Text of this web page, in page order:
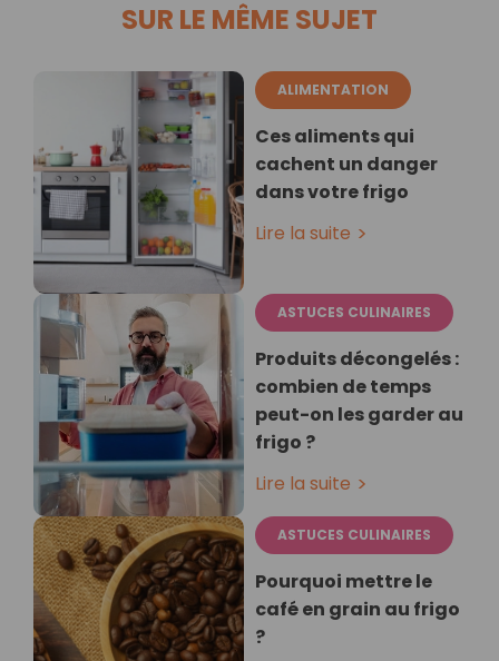
SUR LE MÊME SUJET
ALIMENTATION
Ces aliments qui
cachent un danger
dans votre frigo
Lire la suite
ASTUCES CULINAIRES
Produits décongelés :
combien de temps
peut-on les garder au
frigo ?
Lire la suite
ASTUCES CULINAIRES
Pourquoi mettre le
café en grain au frigo
?